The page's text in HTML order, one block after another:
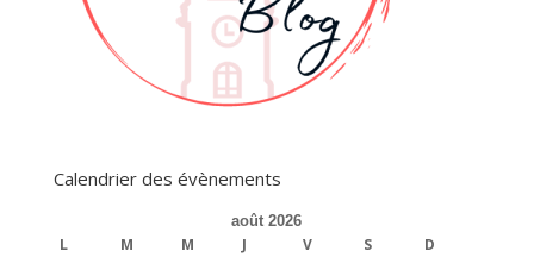
Calendrier des évènements
août 2026
L M M J V S
D